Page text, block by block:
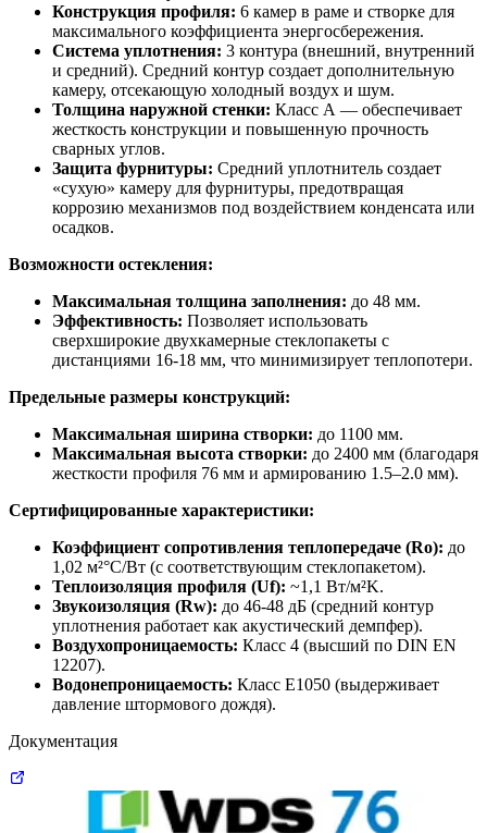
Конструкция профиля: 6 камер в раме и створке для
максимального коэффициента энергосбережения.
Система уплотнения: 3 контура (внешний, внутренний
и средний). Средний контур создает дополнительную
камеру, отсекающую холодный воздух и шум.
Толщина наружной стенки: Класс А — обеспечивает
жесткость конструкции и повышенную прочность
сварных углов.
Защита фурнитуры: Средний уплотнитель создает
«сухую» камеру для фурнитуры, предотвращая
коррозию механизмов под воздействием конденсата или
осадков.
Возможности остекления:
Максимальная толщина заполнения: до 48 мм.
Эффективность: Позволяет использовать
сверхширокие двухкамерные стеклопакеты с
дистанциями 16-18 мм, что минимизирует теплопотери.
Предельные размеры конструкций:
Максимальная ширина створки: до 1100 мм.
Максимальная высота створки: до 2400 мм (благодаря
жесткости профиля 76 мм и армированию 1.5–2.0 мм).
Сертифицированные характеристики:
Коэффициент сопротивления теплопередаче (Ro): до
1,02 м²°C/Вт (с соответствующим стеклопакетом).
Теплоизоляция профиля (Uf): ~1,1 Вт/м²K.
Звукоизоляция (Rw): до 46-48 дБ (средний контур
уплотнения работает как акустический демпфер).
Воздухопроницаемость: Класс 4 (высший по DIN EN
12207).
Водонепроницаемость: Класс E1050 (выдерживает
давление штормового дождя).
Документация